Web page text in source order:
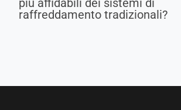
più affidabili dei sistemi di
raffreddamento tradizionali?